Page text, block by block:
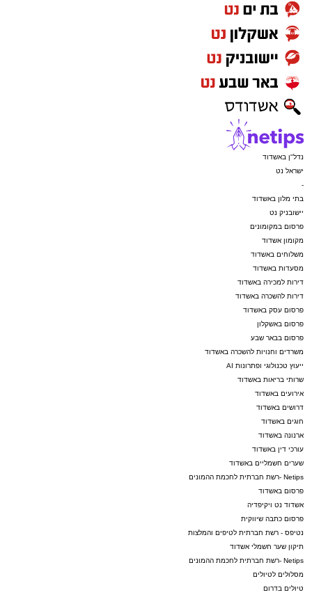
נדל"ן באשדוד
ישראל נט
-
בתי מלון באשדוד
יישובניק נט
פרסום במקומונים
מקומון אשדוד
משלוחים באשדוד
מסעדות באשדוד
דירות למכירה באשדוד
דירות להשכרה באשדוד
פרסום עסק באשדוד
פרסום באשקלון
פרסום בבאר שבע
משרדים וחנויות להשכרה באשדוד
ייעוץ טכנולוגי ופתרונות AI
שרותי בריאות באשדוד
אירועים באשדוד
דרושים באשדוד
חוגים באשדוד
ארנונה באשדוד
עורכי דין באשדוד
שערים חשמליים באשדוד
Netips -רשת חברתית לחכמת ההמונים
פרסום באשדוד
אשדוד נט ויקיפדיה
פרסום כתבה שיווקית
נטיפס - רשת חברתית לטיפים והמלצות
תיקון שער חשמלי אשדוד
Netips -רשת חברתית לחכמת ההמונים
מסלולים לטיולים
טיולים בדרום